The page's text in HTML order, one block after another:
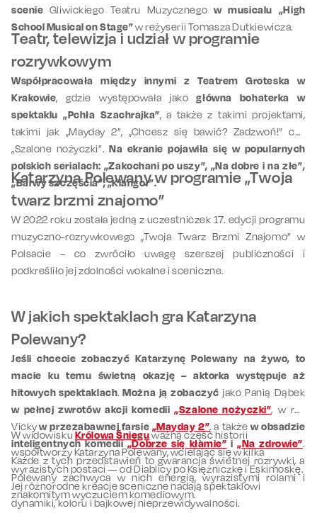
scenie Gliwickiego Teatru Muzycznegow musicalu „High
School Musical on Stage”w reżyserii Tomasza Dutkiewicza.
Teatr, telewizja i udział w programie
rozrywkowym
Współpracowała między innymi z Teatrem Groteska w
Krakowie, gdzie występowała jakogłówna bohaterka w
spektaklu „Pchła Szachrajka”, a także z takimi projektami,
takimi jak „Mayday 2”, „Chcesz się bawić? Zadzwoń!” czy
„Szalone nożyczki”.Na ekranie pojawiła się w popularnych
polskich serialach: „Zakochani po uszy”, „Na dobre i na złe”,
„Barwy szczęścia”, „Klangor”.
Katarzyna Polewany w programie „Twoja
twarz brzmi znajomo”
W 2022 roku została jedną z uczestniczek 17. edycji programu
muzyczno-rozrywkowego „Twoja Twarz Brzmi Znajomo” w
Polsacie – co zwróciło uwagę szerszej publiczności i
podkreśliło jej zdolności wokalne i sceniczne.
W jakich spektaklach gra Katarzyna
Polewany?
Jeśli chcecie zobaczyć Katarzynę Polewany na żywo, to
macie ku temu świetną okazję – aktorka występuje aż
hitowych spektaklach.Można ją zobaczyć jako Panią Dąbek
w pełnej zwrotów akcji komedii„Szalone nożyczki”, w roli
Vickyw przezabawnej farsie „Mayday 2”, a takżew obsadzie
inteligentnych komedii„Dobrze się kłamie” i„Na zdrowie”.
Każde z tych przedstawień to gwarancja świetnej rozrywki, a
Polewany zachwyca w nich energią, wyrazistymi rolami i
znakomitym wyczuciem komediowym.
W widowisku Królowa Śnieguważną część historii
współtworzy Katarzyna Polewany, wcielając się w kilka
wyrazistych postaci — od Diablicy po Księżniczkę i Eskimoskę.
Jej różnorodne kreacje sceniczne nadają spektaklowi
dynamiki, koloru i bajkowej nieprzewidywalności.